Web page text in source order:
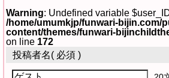
Warning : Undefined variable
/home/umumkjp/funwari-bijin.com/
content/themes/funwari-
on line 172
投稿者名( 必須 )